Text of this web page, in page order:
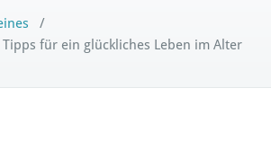
/
für ein glückliches Leben im Alter